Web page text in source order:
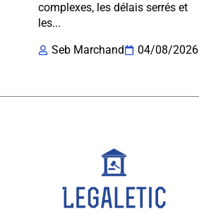
complexes, les délais serrés et
les...
Seb Marchand
04/08/2026